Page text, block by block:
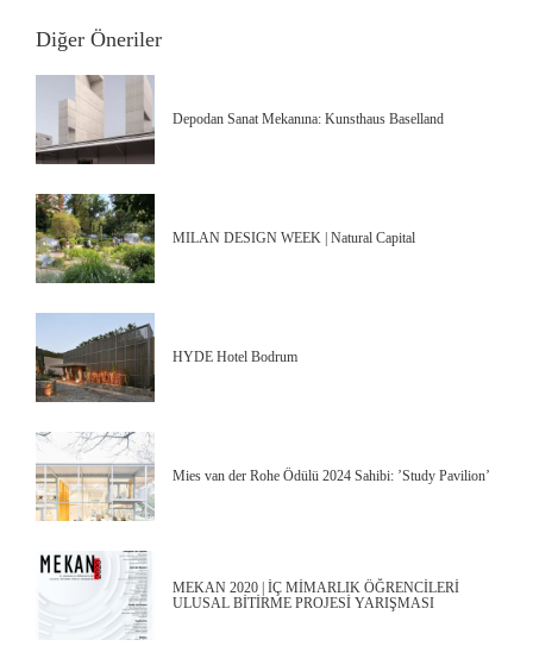
Diğer Öneriler
Depodan Sanat Mekanına: Kunsthaus Baselland
MILAN DESIGN WEEK | Natural Capital
HYDE Hotel Bodrum
Mies van der Rohe Ödülü 2024 Sahibi: ’Study Pavilion’
MEKAN 2020 | İÇ MİMARLIK ÖĞRENCİLERİ
ULUSAL BİTİRME PROJESİ YARIŞMASI